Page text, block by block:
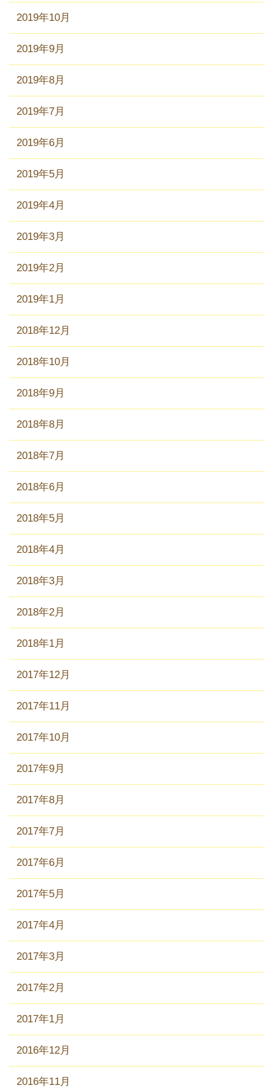
2019年10月
2019年9月
2019年8月
2019年7月
2019年6月
2019年5月
2019年4月
2019年3月
2019年2月
2019年1月
2018年12月
2018年10月
2018年9月
2018年8月
2018年7月
2018年6月
2018年5月
2018年4月
2018年3月
2018年2月
2018年1月
2017年12月
2017年11月
2017年10月
2017年9月
2017年8月
2017年7月
2017年6月
2017年5月
2017年4月
2017年3月
2017年2月
2017年1月
2016年12月
2016年11月